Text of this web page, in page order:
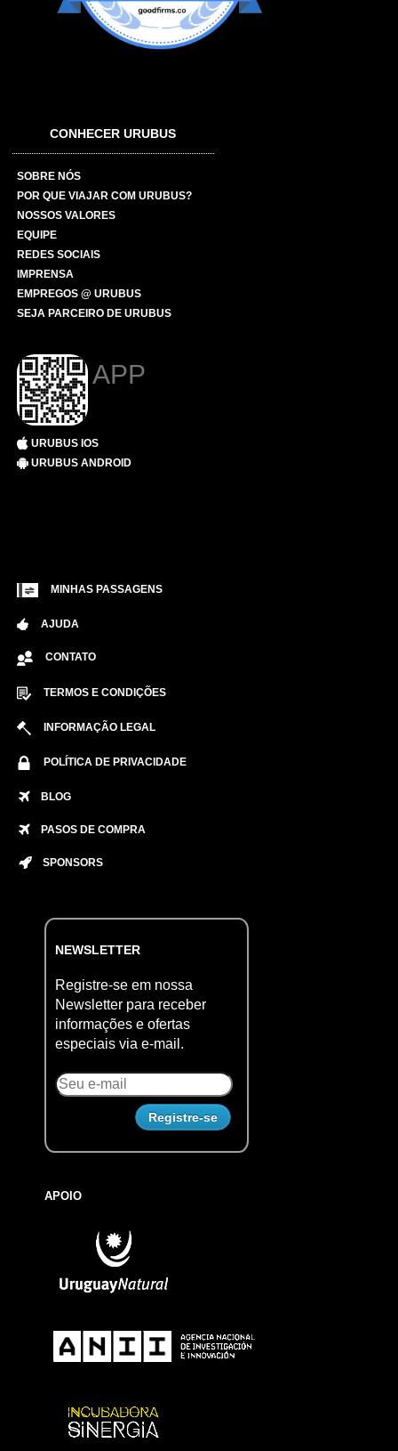
CONHECER URUBUS
SOBRE NÓS
POR QUE VIAJAR COM URUBUS?
NOSSOS VALORES
EQUIPE
REDES SOCIAIS
IMPRENSA
EMPREGOS @ URUBUS
SEJA PARCEIRO DE URUBUS
APP
URUBUS IOS
URUBUS ANDROID
MINHAS PASSAGENS
AJUDA
CONTATO
TERMOS E CONDIÇÕES
INFORMAÇÃO LEGAL
POLÍTICA DE PRIVACIDADE
BLOG
PASOS DE COMPRA
SPONSORS
NEWSLETTER
Registre-se em nossa
Newsletter para receber
informações e ofertas
especiais via e-mail.
APOIO